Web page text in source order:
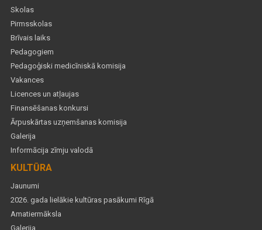
Skolas
Pirmsskolas
Brīvais laiks
Pedagogiem
Pedagoģiski medicīniskā komisija
Vakances
Licences un atļaujas
Finansēšanas konkursi
Ārpuskārtas uzņemšanas komisija
Galerija
Informācija zīmju valodā
KULTŪRA
Jaunumi
2026. gada lielākie kultūras pasākumi Rīgā
Amatiermāksla
Galerija